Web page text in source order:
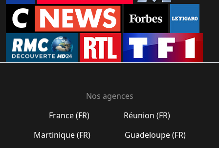
Nos agences
France (FR)
Réunion (FR)
Martinique (FR)
Guadeloupe (FR)